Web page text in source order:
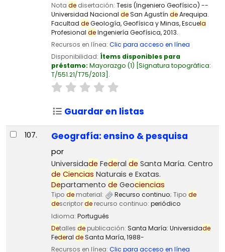
Nota dedisertación: Tesis (Ingeniero Geofísico) --
Universidad Nacional deSan Agustín deArequipa.
Facultad deGeología, Geofísica y Minas, Escuela
Profesional deIngeniería Geofísica, 2013.
Recursos en línea: Clic para acceso en línea
Disponibilidad: Ítems disponibles para
préstamo: Mayorazgo (1) Signatura topográfica:
T/551.21/T75/2013 .
Guardar en listas
107. Geografía: ensino & pesquisa
por
Universidade Federal de Santa María. Centro
de Ciencias Naturais e Exatas.
Departamento de Geociencias
Tipo dematerial: Recurso continuo; Tipo de
descriptorderecurso continuo: periódico
Idioma: Portugués
Detalles depublicación: Santa María: Universidade
Federal deSanta María,1988-
Recursos en línea: Clic para acceso en línea